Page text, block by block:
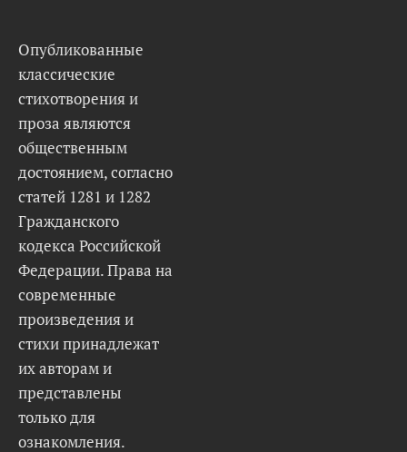
Опубликованные
классические
стихотворения и
проза являются
общественным
достоянием, согласно
статей 1281 и 1282
Гражданского
кодекса Российской
Федерации. Права на
современные
произведения и
стихи принадлежат
их авторам и
представлены
только для
ознакомления.